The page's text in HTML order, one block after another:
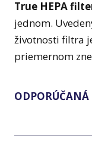
True HEPA
jednom.
životnosti filtra
priemernom
ODPORÚČANÁ